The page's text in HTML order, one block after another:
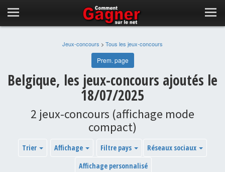
Jeux-concours > Tous les jeux-concours
Prem. page
Belgique, les jeux-concours ajoutés le
18/07/2025
2 jeux-concours (affichage mode
compact)
Trier Affichage Filtre pays
Réseaux sociaux
Affichage personnalisé